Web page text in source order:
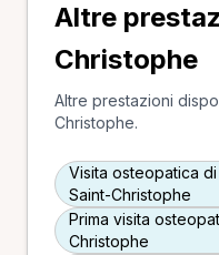
Altre
Christophe
Altre prestazioni
Christophe.
Visita osteopatica
Saint-Christophe
Prima visita
Christophe